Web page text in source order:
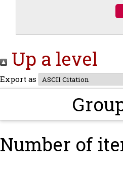
Up a level
Export as
Number of